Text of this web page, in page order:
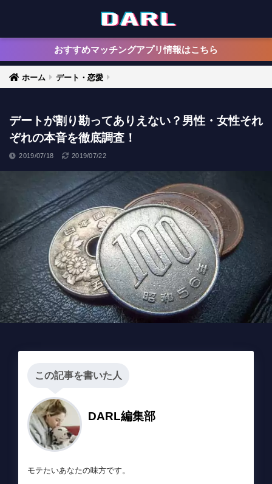
おすすめマッチングアプリ情報はこちら
ホーム デート・恋愛
デートが割り勘ってありえない？男性・女性それ
ぞれの本音を徹底調査！
2019/07/18 2019/07/22
この記事を書いた人
DARL編集部
モテたいあなたの味方です。